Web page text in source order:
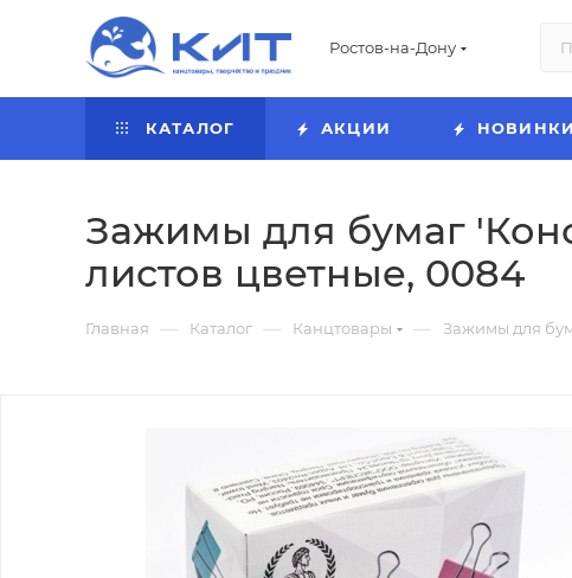
Ростов-на-Дону
КАТАЛОГ АКЦИИ НОВИНКИ
Зажимы для бумаг
листов цветные, 0084
Главная — Каталог — Канцтовары — Зажимы для